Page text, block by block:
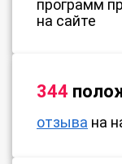
программ
на сайте
344
отзыва на